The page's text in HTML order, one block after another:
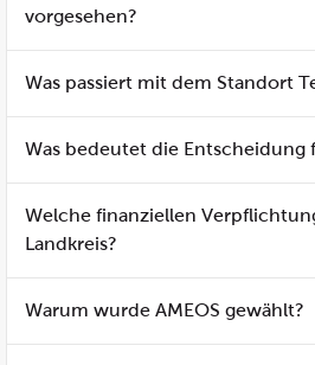
vorgesehen?
Was passiert mit dem Standort
Was bedeutet die Entscheidung
Welche finanziellen
Landkreis?
Warum wurde AMEOS gewählt?